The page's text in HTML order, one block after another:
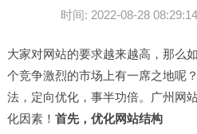
时间: 2022-08-28 08:29:14
大家对网站的要求越来越高，那么
个竞争激烈的市场上有一席之地呢
法，定向优化，事半功倍。广州 网
化因素！ 首先，优化网站结构